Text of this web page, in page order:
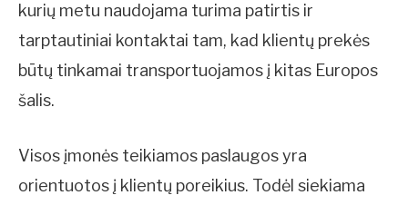
kurių metu naudojama turima patirtis ir
tarptautiniai kontaktai tam, kad klientų prekės
būtų tinkamai transportuojamos į kitas Europos
šalis.
Visos įmonės teikiamos paslaugos yra
orientuotos į klientų poreikius. Todėl siekiama